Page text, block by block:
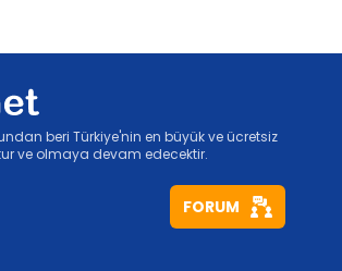
beri Türkiye'nin en büyük ve ücretsiz
ve olmaya devam edecektir.
FORUM